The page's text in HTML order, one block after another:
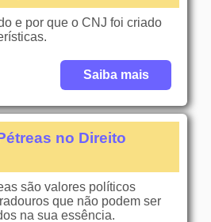
e por que o CNJ foi criado
Saiba mais
no Direito
são valores políticos
que não podem ser
na sua essência.